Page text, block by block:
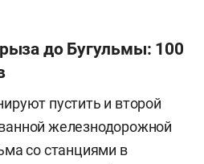
до Бугульмы: 100
пустить и второй
железнодорожной
со станциями в